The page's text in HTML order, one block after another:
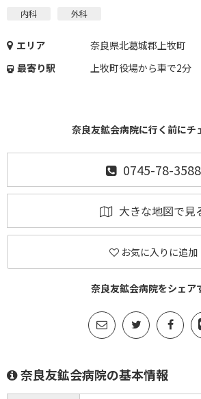
内科 外科
エリア
奈良県北葛城郡上牧町
最寄り駅
上牧町役場から車で2分
奈良友鉱会病院に行く前にチ
0745-78-3588
大きな地図で見
お気に入りに追加
奈良友鉱会病院をシェア
奈良友鉱会病院の基本情報